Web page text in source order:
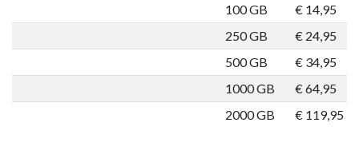
100 GB
€ 14,95
250 GB
€ 24,95
500 GB
€ 34,95
1000 GB
€ 64,95
2000 GB
€ 119,95